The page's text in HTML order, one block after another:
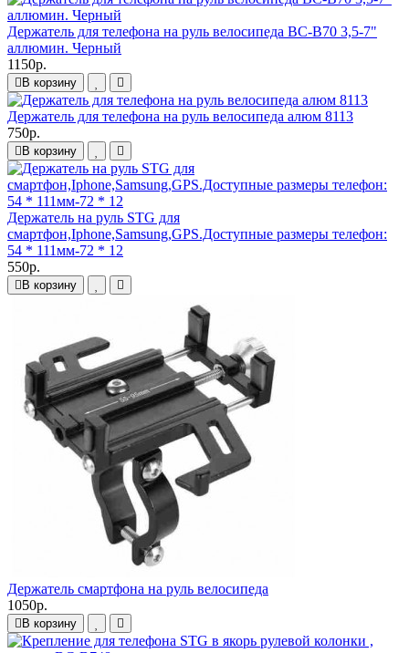
Держатель для телефона на руль велосипеда BC-B70 3,5-7"
аллюмин. Черный
1150р.
В корзину
Держатель для телефона на руль велосипеда алюм 8113
750р.
В корзину
Держатель на руль STG для
смартфон,Iphone,Samsung,GPS.Доступные размеры телефон:
54 * 111мм-72 * 12
550р.
В корзину
Держатель смартфона на руль велосипеда
1050р.
В корзину